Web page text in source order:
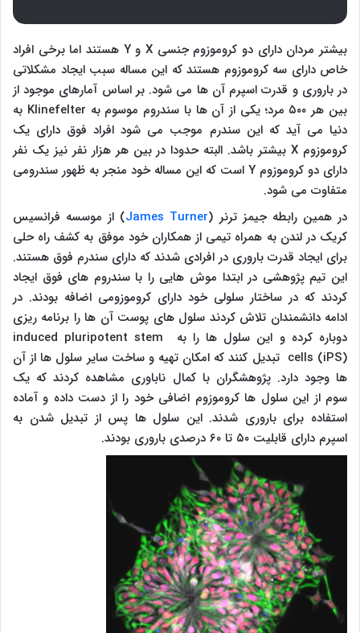
بیشتر مردان دارای دو کروموزوم جنسی XوY هستند اما برخی افراد
خاص دارای سه کروموزوم هستند که این مساله سبب ایجاد مشکلاتی
در باروری و قدرت اسپرم آن ها می شود. بر اساس آمارهای موجود از
بین هر ۵۰۰ مرد؛ یکی از آن ها با سندروم موسوم به
Klinefelter به
دنیا می آید که این سندرم موجب می شود افراد فوق دارای یک
کروموزوم Xبیشتر باشد. البته حدودا در بین هر هزار نفر نیز یک نفر
دارای دو کروموزوم Y است که این مساله خود منجر به ظهور سندرومی
متفاوت می شود.
در همین رابطه جیمز ترنر (James Turner) از موسسه فرانسیس
کریک در لندن به همراه تیمی از همکاران خود موفق به کشف راه حلی
برای ایجاد قدرت باروری در افرادی شدند که دارای سندرم فوق هستند.
این تیم پژوهشی در ابتدا موش هایی را با سندروم های فوق ایجاد
کردند که در ساختار سلولی خود دارای کروموزومی اضافه بودند. در
ادامه دانشمندان تلاش کردند سلول های پوست آن ها را برنامه ریزی
دوباره کرده و این سلول ها را به induced pluripotent stem
cells (iPS) تبدیل کنند که امکان تهیه و ساخت سایر سلول ها از آن
ها وجود دارد. پژوهشگران با کمال ناباوری مشاهده کردند که یک
سوم از این سلول ها کروموزوم اضافی خود را از دست داده و آماده
استفاده برای باروری شدند. این سلول ها پس از تبدیل شدن به
اسپرم دارای قابلیت ۵۰ تا ۶۰ درصدی باروری بودند.